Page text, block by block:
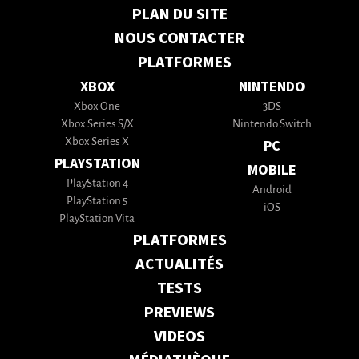
PLAN DU SITE
NOUS CONTACTER
PLATFORMES
XBOX
Xbox One
Xbox Series S/X
Xbox Series X
PLAYSTATION
PlayStation 4
PlayStation 5
PlayStation Vita
NINTENDO
3DS
Nintendo Switch
PC
MOBILE
Android
iOS
PLATFORMES
ACTUALITÉS
TESTS
PREVIEWS
VIDEOS